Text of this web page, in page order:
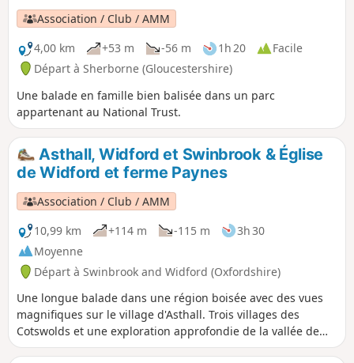
Association / Club / AMM
4,00 km
+53 m -56 m 1h 20
Facile
Départ à Sherborne (Gloucestershire)
Une balade en famille bien balisée dans un parc
appartenant au National Trust.
Asthall, Widford et Swinbrook & Église
de Widford et ferme Paynes
Association / Club / AMM
10,99 km
+114 m -115 m
3h 30
Moyenne
Départ à Swinbrook and Widford (Oxfordshire)
Une longue balade dans une région boisée avec des vues
magnifiques sur le village d'Asthall. Trois villages des
Cotswolds et une exploration approfondie de la vallée de
Windrush.